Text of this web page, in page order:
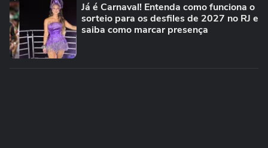
Já é Carnaval! Entenda como funciona o
sorteio para os desfiles de 2027 no RJ e
saiba como marcar presença